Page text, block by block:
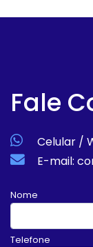
Fale
Celular /
E-mail:
Nome
Telefone